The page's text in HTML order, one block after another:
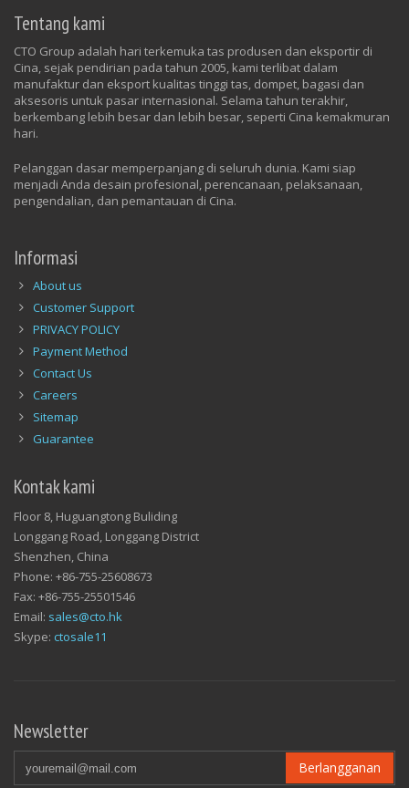
Tentang kami
CTO Group adalah hari terkemuka tas produsen dan eksportir di
Cina, sejak pendirian pada tahun 2005, kami terlibat dalam
manufaktur dan eksport kualitas tinggi tas, dompet, bagasi dan
aksesoris untuk pasar internasional. Selama tahun terakhir,
berkembang lebih besar dan lebih besar, seperti Cina kemakmuran
hari.
Pelanggan dasar memperpanjang di seluruh dunia. Kami siap
menjadi Anda desain profesional, perencanaan, pelaksanaan,
pengendalian, dan pemantauan di Cina.
Informasi
About us
Customer Support
PRIVACY POLICY
Payment Method
Contact Us
Careers
Sitemap
Guarantee
Kontak kami
Floor 8, Huguangtong Buliding
Longgang Road, Longgang District
Shenzhen, China
Phone: +86-755-25608673
Fax: +86-755-25501546
Email: sales@cto.hk
Skype: ctosale11
Newsletter
Berlangganan